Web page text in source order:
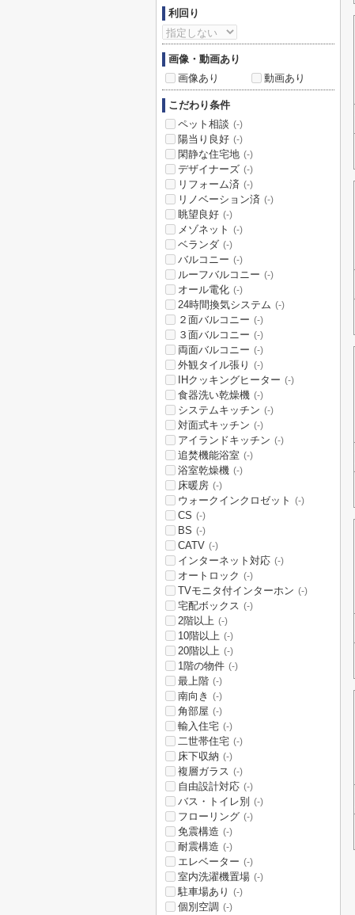
利回り
画像・動画あり
画像あり
動画あり
こだわり条件
ペット相談 (-)
陽当り良好 (-)
閑静な住宅地 (-)
デザイナーズ (-)
リフォーム済 (-)
リノベーション済 (-)
眺望良好 (-)
メゾネット (-)
ベランダ (-)
バルコニー (-)
ルーフバルコニー (-)
オール電化 (-)
24時間換気システム (-)
２面バルコニー (-)
３面バルコニー (-)
両面バルコニー (-)
外観タイル張り (-)
IHクッキングヒーター (-)
食器洗い乾燥機 (-)
システムキッチン (-)
対面式キッチン (-)
アイランドキッチン (-)
追焚機能浴室 (-)
浴室乾燥機 (-)
床暖房 (-)
ウォークインクロゼット (-)
CS (-)
BS (-)
CATV (-)
インターネット対応 (-)
オートロック (-)
TVモニタ付インターホン (-)
宅配ボックス (-)
2階以上 (-)
10階以上 (-)
20階以上 (-)
1階の物件 (-)
最上階 (-)
南向き (-)
角部屋 (-)
輸入住宅 (-)
二世帯住宅 (-)
床下収納 (-)
複層ガラス (-)
自由設計対応 (-)
バス・トイレ別 (-)
フローリング (-)
免震構造 (-)
耐震構造 (-)
エレベーター (-)
室内洗濯機置場 (-)
駐車場あり (-)
個別空調 (-)